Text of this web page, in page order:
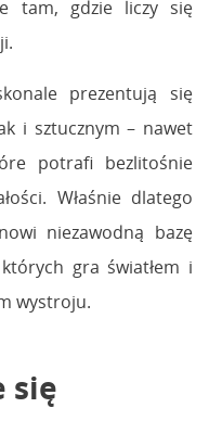
tam, gdzie liczy się
prezentują się
i sztucznym – nawet
potrafi bezlitośnie
Właśnie dlatego
niezawodną bazę
gra światłem i
wystroju.
się